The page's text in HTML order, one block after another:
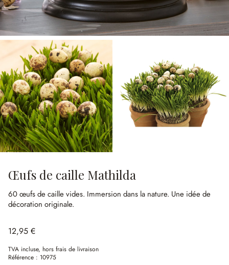
Œufs de caille Mathilda
60 œufs de caille vides. Immersion dans la nature. Une idée de
décoration originale.
12,95 €
TVA incluse, hors frais de livraison
Référence : 10975